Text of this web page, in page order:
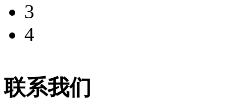
3
4
联系我们